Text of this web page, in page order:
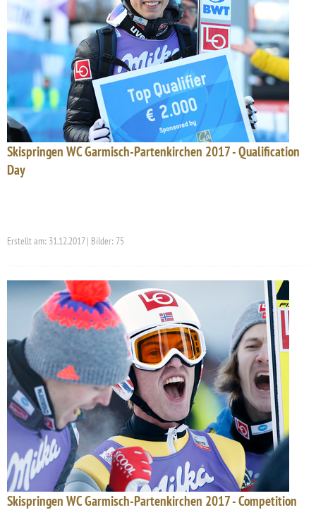
Skispringen WC Garmisch-Partenkirchen 2017 - Qualification
Day
Erstellt am: 31.12.2017 | Bilder: 75
Skispringen WC Garmisch-Partenkirchen 2017 - Competition